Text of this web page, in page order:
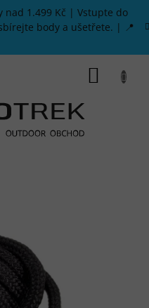
nad 1.499 Kč | Vstupte do
body a ušetřete. | 📍